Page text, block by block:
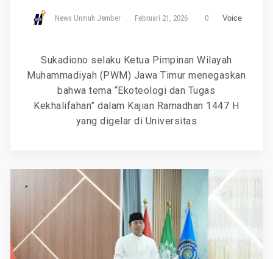
News Unmuh Jember Februari 21, 2026 0 Voice
Sukadiono selaku Ketua Pimpinan Wilayah
Muhammadiyah (PWM) Jawa Timur menegaskan
bahwa tema “Ekoteologi dan Tugas
Kekhalifahan” dalam Kajian Ramadhan 1447 H
yang digelar di Universitas